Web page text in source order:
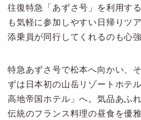
往復特急「あずさ号」を利用す
も気軽に参加しやすい日帰りツ
添乗員が同行してくれるのも心強
特急あずさ号で松本へ向かい、
ずは日本初の山岳リゾートホテ
高地帝国ホテル」へ。気品あふ
伝統のフランス料理の昼食を優